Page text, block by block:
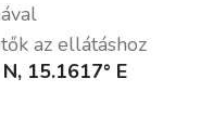
az ellátáshoz
15.1617° E